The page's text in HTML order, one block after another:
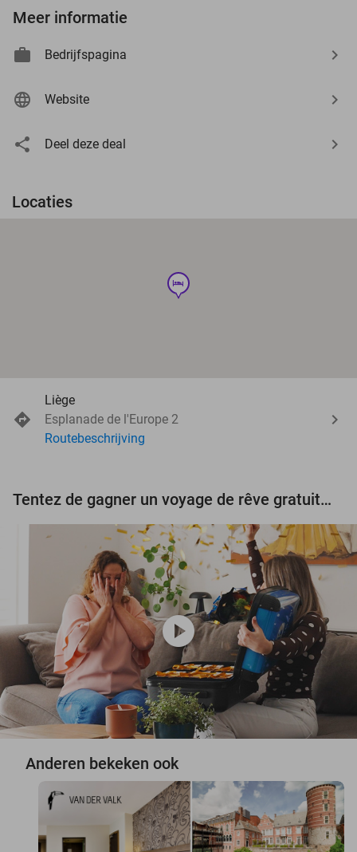
Meer informatie
Bedrijfspagina
Website
Deel deze deal
Locaties
hotel
Liège
Esplanade de l'Europe 2
Routebeschrijving
Tentez de gagner un voyage de rêve gratuit d'une valeur de 3.000 € !
play_circle
Anderen bekeken ook